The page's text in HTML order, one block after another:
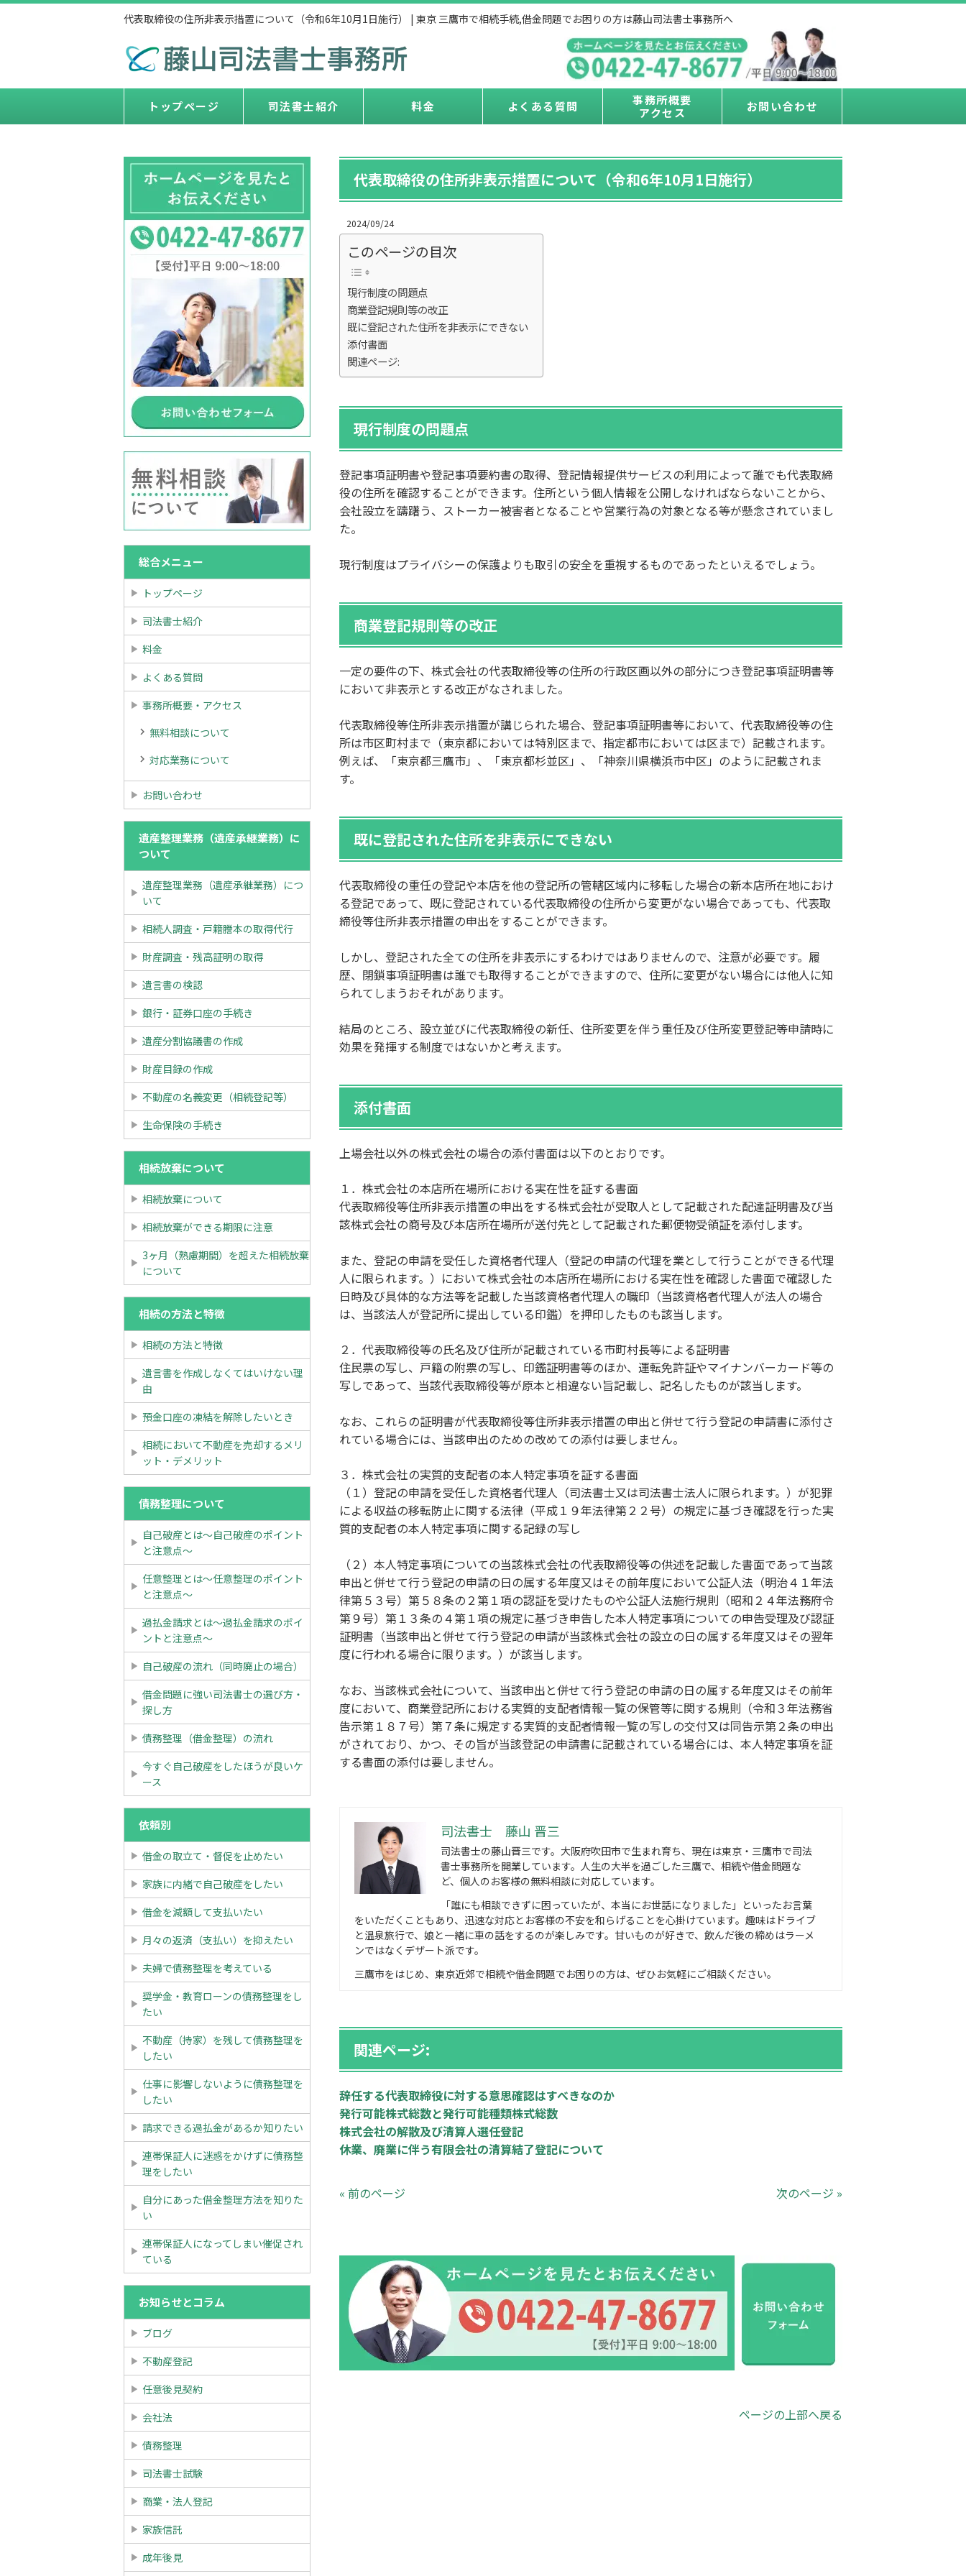
代表取締役の住所非表示措置について（令和6年10月1日施行） | 東京 三鷹市で相続手続,借金問題でお困りの方は藤山司法書士事務所へ
トップページ 司法書士紹介 料金 よくある質問
事務所概要
アクセス
お問い合わせ
代表取締役の住所非表示措置について（令和6年10月1日施行）
2024/09/24
このページの目次
現行制度の問題点
商業登記規則等の改正
既に登記された住所を非表示にできない
添付書面
関連ページ:
現行制度の問題点
登記事項証明書や登記事項要約書の取得、登記情報提供サービスの利用によって誰でも代表取締
役の住所を確認することができます。住所という個人情報を公開しなければならないことから、
会社設立を躊躇う、ストーカー被害者となることや営業行為の対象となる等が懸念されていまし
た。
現行制度はプライバシーの保護よりも取引の安全を重視するものであったといえるでしょう。
商業登記規則等の改正
一定の要件の下、株式会社の代表取締役等の住所の行政区画以外の部分につき登記事項証明書等
において非表示とする改正がなされました。
代表取締役等住所非表示措置が講じられた場合、登記事項証明書等において、代表取締役等の住
所は市区町村まで（東京都においては特別区まで、指定都市においては区まで）記載されます。
例えば、「東京都三鷹市」、「東京都杉並区」、「神奈川県横浜市中区」のように記載されま
す。
既に登記された住所を非表示にできない
代表取締役の重任の登記や本店を他の登記所の管轄区域内に移転した場合の新本店所在地におけ
る登記であって、既に登記されている代表取締役の住所から変更がない場合であっても、代表取
締役等住所非表示措置の申出をすることができます。
しかし、登記された全ての住所を非表示にするわけではありませんので、注意が必要です。履
歴、閉鎖事項証明書は誰でも取得することができますので、住所に変更がない場合には他人に知
られてしまうおそれがあります。
結局のところ、設立並びに代表取締役の新任、住所変更を伴う重任及び住所変更登記等申請時に
効果を発揮する制度ではないかと考えます。
添付書面
上場会社以外の株式会社の場合の添付書面は以下のとおりです。
１．株式会社の本店所在場所における実在性を証する書面
代表取締役等住所非表示措置の申出をする株式会社が受取人として記載された配達証明書及び当
該株式会社の商号及び本店所在場所が送付先として記載された郵便物受領証を添付します。
また、登記の申請を受任した資格者代理人（登記の申請の代理を業として行うことができる代理
人に限られます。）において株式会社の本店所在場所における実在性を確認した書面で確認した
日時及び具体的な方法等を記載した当該資格者代理人の職印（当該資格者代理人が法人の場合
は、当該法人が登記所に提出している印鑑）を押印したものも該当します。
２．代表取締役等の氏名及び住所が記載されている市町村長等による証明書
住民票の写し、戸籍の附票の写し、印鑑証明書等のほか、運転免許証やマイナンバーカード等の
写しであって、当該代表取締役等が原本と相違ない旨記載し、記名したものが該当します。
なお、これらの証明書が代表取締役等住所非表示措置の申出と併せて行う登記の申請書に添付さ
れている場合には、当該申出のための改めての添付は要しません。
３．株式会社の実質的支配者の本人特定事項を証する書面
（１）登記の申請を受任した資格者代理人（司法書士又は司法書士法人に限られます。）が犯罪
による収益の移転防止に関する法律（平成１９年法律第２２号）の規定に基づき確認を行った実
質的支配者の本人特定事項に関する記録の写し
（２）本人特定事項についての当該株式会社の代表取締役等の供述を記載した書面であって当該
申出と併せて行う登記の申請の日の属する年度又はその前年度において公証人法（明治４１年法
律第５３号）第５８条の２第１項の認証を受けたものや公証人法施行規則（昭和２４年法務府令
第９号）第１３条の４第１項の規定に基づき申告した本人特定事項についての申告受理及び認証
証明書（当該申出と併せて行う登記の申請が当該株式会社の設立の日の属する年度又はその翌年
度に行われる場合に限ります。）が該当します。
なお、当該株式会社について、当該申出と併せて行う登記の申請の日の属する年度又はその前年
度において、商業登記所における実質的支配者情報一覧の保管等に関する規則（令和３年法務省
告示第１８７号）第７条に規定する実質的支配者情報一覧の写しの交付又は同告示第２条の申出
がされており、かつ、その旨が当該登記の申請書に記載されている場合には、本人特定事項を証
する書面の添付は要しません。
司法書士 藤山 晋三
司法書士の藤山晋三です。大阪府吹田市で生まれ育ち、現在は東京・三鷹市で司法
書士事務所を開業しています。人生の大半を過ごした三鷹で、相続や借金問題な
ど、個人のお客様の無料相談に対応しています。
「誰にも相談できずに困っていたが、本当にお世話になりました」といったお言葉
をいただくこともあり、迅速な対応とお客様の不安を和らげることを心掛けています。趣味はドライブ
と温泉旅行で、娘と一緒に車の話をするのが楽しみです。甘いものが好きで、飲んだ後の締めはラーメ
ンではなくデザート派です。
三鷹市をはじめ、東京近郊で相続や借金問題でお困りの方は、ぜひお気軽にご相談ください。
関連ページ:
辞任する代表取締役に対する意思確認はすべきなのか
発行可能株式総数と発行可能種類株式総数
株式会社の解散及び清算人選任登記
休業、廃業に伴う有限会社の清算結了登記について
« 前のページ 次のページ »
ページの上部へ戻る
総合メニュー
トップページ
司法書士紹介
料金
よくある質問
事務所概要・アクセス
無料相談について
対応業務について
お問い合わせ
遺産整理業務（遺産承継業務）に
ついて
遺産整理業務（遺産承継業務）につ
いて
相続人調査・戸籍謄本の取得代行
財産調査・残高証明の取得
遺言書の検認
銀行・証券口座の手続き
遺産分割協議書の作成
財産目録の作成
不動産の名義変更（相続登記等）
生命保険の手続き
相続放棄について
相続放棄について
相続放棄ができる期限に注意
3ヶ月（熟慮期間）を超えた相続放棄
について
相続の方法と特徴
相続の方法と特徴
遺言書を作成しなくてはいけない理
由
預金口座の凍結を解除したいとき
相続において不動産を売却するメリ
ット・デメリット
債務整理について
自己破産とは～自己破産のポイント
と注意点～
任意整理とは～任意整理のポイント
と注意点～
過払金請求とは～過払金請求のポイ
ントと注意点～
自己破産の流れ（同時廃止の場合）
借金問題に強い司法書士の選び方・
探し方
債務整理（借金整理）の流れ
今すぐ自己破産をしたほうが良いケ
ース
依頼別
借金の取立て・督促を止めたい
家族に内緒で自己破産をしたい
借金を減額して支払いたい
月々の返済（支払い）を抑えたい
夫婦で債務整理を考えている
奨学金・教育ローンの債務整理をし
たい
不動産（持家）を残して債務整理を
したい
仕事に影響しないように債務整理を
したい
請求できる過払金があるか知りたい
連帯保証人に迷惑をかけずに債務整
理をしたい
自分にあった借金整理方法を知りた
い
連帯保証人になってしまい催促され
ている
お知らせとコラム
ブログ
不動産登記
任意後見契約
会社法
債務整理
司法書士試験
商業・法人登記
家族信託
成年後見